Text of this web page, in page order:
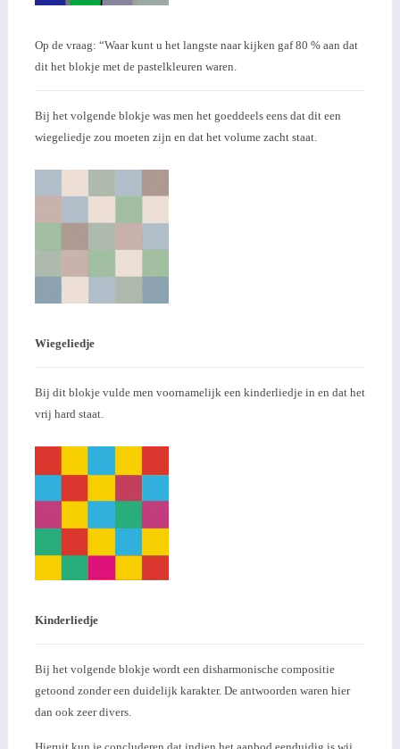
Op de vraag: “Waar kunt u het langste naar kijken gaf 80 % aan dat
dit het blokje met de pastelkleuren waren.
Bij het volgende blokje was men het goeddeels eens dat dit een
wiegeliedje zou moeten zijn en dat het volume zacht staat.
Wiegeliedje
Bij dit blokje vulde men voornamelijk een kinderliedje in en dat het
vrij hard staat.
Kinderliedje
Bij het volgende blokje wordt een disharmonische compositie
getoond zonder een duidelijk karakter. De antwoorden waren hier
dan ook zeer divers.